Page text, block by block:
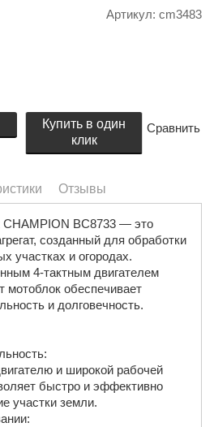
Артикул: cm3483
Купить в один
клик
Сравнить
Отзывы
CHAMPION BC8733 — это
созданный для обработки
участках и огородах.
4-тактным двигателем
мотоблок обеспечивает
и долговечность.
и широкой рабочей
быстро и эффективно
участки земли.